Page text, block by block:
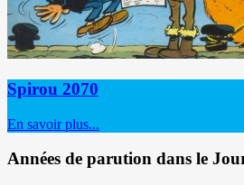
Spirou 2070
En savoir plus...
Années de parution dans le